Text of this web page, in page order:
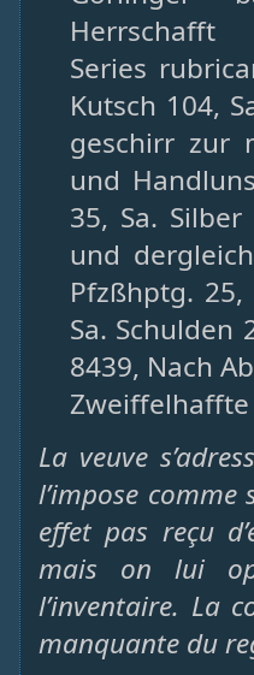
Herrschafft
Series
Kutsch 104,
geschirr zur
und
35, Sa.
und
Pfzßhptg.
Sa. Schulden
8439, Nach
Zweiffelhaffte
La veuve
l’impose
effet pas reçu
mais on lui
l’inventaire. La
manquante du